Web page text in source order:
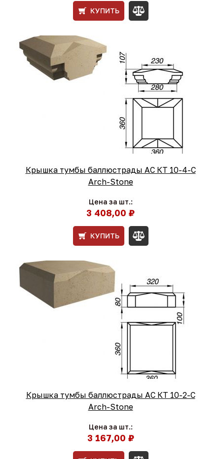
КУПИТЬ
Крышка тумбы баллюстрады АС КТ 10-4-С
Arch-Stone
Цена за шт.:
3 408,00 ₽
КУПИТЬ
Крышка тумбы баллюстрады АС КТ 10-2-С
Arch-Stone
Цена за шт.:
3 167,00 ₽